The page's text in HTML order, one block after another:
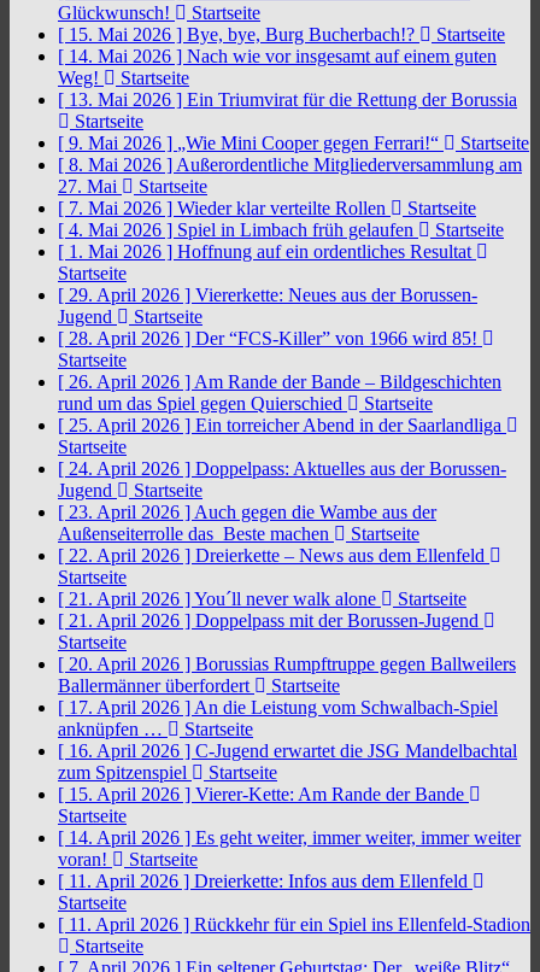
Glückwunsch!
Startseite
[ 15. Mai 2026 ] Bye, bye, Burg Bucherbach!?
Startseite
[ 14. Mai 2026 ] Nach wie vor insgesamt auf einem guten
Weg!
Startseite
[ 13. Mai 2026 ] Ein Triumvirat für die Rettung der Borussia
Startseite
[ 9. Mai 2026 ] „Wie Mini Cooper gegen Ferrari!“
Startseite
[ 8. Mai 2026 ] Außerordentliche Mitgliederversammlung am
27. Mai
Startseite
[ 7. Mai 2026 ] Wieder klar verteilte Rollen
Startseite
[ 4. Mai 2026 ] Spiel in Limbach früh gelaufen
Startseite
[ 1. Mai 2026 ] Hoffnung auf ein ordentliches Resultat
Startseite
[ 29. April 2026 ] Viererkette: Neues aus der Borussen-
Jugend
Startseite
[ 28. April 2026 ] Der “FCS-Killer” von 1966 wird 85!
Startseite
[ 26. April 2026 ] Am Rande der Bande – Bildgeschichten
rund um das Spiel gegen Quierschied
Startseite
[ 25. April 2026 ] Ein torreicher Abend in der Saarlandliga
Startseite
[ 24. April 2026 ] Doppelpass: Aktuelles aus der Borussen-
Jugend
Startseite
[ 23. April 2026 ] Auch gegen die Wambe aus der
Außenseiterrolle das Beste machen
Startseite
[ 22. April 2026 ] Dreierkette – News aus dem Ellenfeld
Startseite
[ 21. April 2026 ]You´ll never walk alone
Startseite
[ 21. April 2026 ] Doppelpass mit der Borussen-Jugend
Startseite
[ 20. April 2026 ] Borussias Rumpftruppe gegen Ballweilers
Ballermänner überfordert
Startseite
[ 17. April 2026 ] An die Leistung vom Schwalbach-Spiel
anknüpfen …
Startseite
[ 16. April 2026 ] C-Jugend erwartet die JSG Mandelbachtal
zum Spitzenspiel
Startseite
[ 15. April 2026 ] Vierer-Kette: Am Rande der Bande
Startseite
[ 14. April 2026 ] Es geht weiter, immer weiter, immer weiter
voran!
Startseite
[ 11. April 2026 ] Dreierkette: Infos aus dem Ellenfeld
Startseite
[ 11. April 2026 ] Rückkehr für ein Spiel ins Ellenfeld-Stadion
Startseite
[ 7. April 2026 ] Ein seltener Geburtstag: Der „weiße Blitz“